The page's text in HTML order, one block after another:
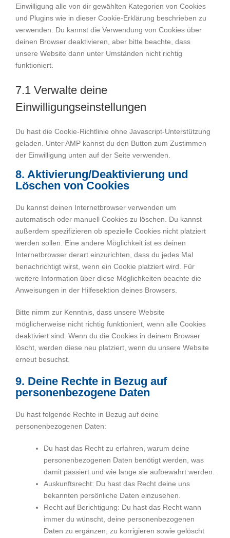
Einwilligung alle von dir gewählten Kategorien von Cookies
und Plugins wie in dieser Cookie-Erklärung beschrieben zu
verwenden. Du kannst die Verwendung von Cookies über
deinen Browser deaktivieren, aber bitte beachte, dass
unsere Website dann unter Umständen nicht richtig
funktioniert.
7.1 Verwalte deine
Einwilligungseinstellungen
Du hast die Cookie-Richtlinie ohne Javascript-Unterstützung
geladen. Unter AMP kannst du den Button zum Zustimmen
der Einwilligung unten auf der Seite verwenden.
8. Aktivierung/Deaktivierung und
Löschen von Cookies
Du kannst deinen Internetbrowser verwenden um
automatisch oder manuell Cookies zu löschen. Du kannst
außerdem spezifizieren ob spezielle Cookies nicht platziert
werden sollen. Eine andere Möglichkeit ist es deinen
Internetbrowser derart einzurichten, dass du jedes Mal
benachrichtigt wirst, wenn ein Cookie platziert wird. Für
weitere Information über diese Möglichkeiten beachte die
Anweisungen in der Hilfesektion deines Browsers.
Bitte nimm zur Kenntnis, dass unsere Website
möglicherweise nicht richtig funktioniert, wenn alle Cookies
deaktiviert sind. Wenn du die Cookies in deinem Browser
löscht, werden diese neu platziert, wenn du unsere Website
erneut besuchst.
9. Deine Rechte in Bezug auf
personenbezogene Daten
Du hast folgende Rechte in Bezug auf deine
personenbezogenen Daten:
Du hast das Recht zu erfahren, warum deine
personenbezogenen Daten benötigt werden, was
damit passiert und wie lange sie aufbewahrt werden.
Auskunftsrecht: Du hast das Recht deine uns
bekannten persönliche Daten einzusehen.
Recht auf Berichtigung: Du hast das Recht wann
immer du wünscht, deine personenbezogenen
Daten zu ergänzen, zu korrigieren sowie gelöscht